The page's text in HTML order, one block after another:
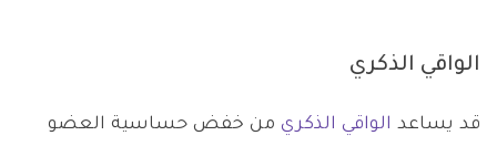
الواقي الذكري
قد يساعد الواقي الذكري من خفض حساسية العضو